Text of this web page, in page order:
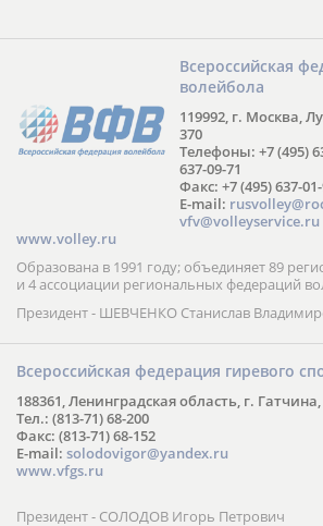
Всероссийская
волейбола
119992, г. Москва,
370
Телефоны: +7 (495)
637-09-71
Факс: +7 (495) 637-
E-mail:
vfv@volleyservice.ru
www.volley.ru
Образована в 1991 году; объединяет 89
и 4 ассоциации региональных федераций
Президент - ШЕВЧЕНКО Станислав
Всероссийская федерация гиревого
188361, Ленинградская область, г.
Тел.: (813-71) 68-200
Факс: (813-71) 68-152
E-mail: solodovigor@yandex.ru
www.vfgs.ru
Президент - СОЛОДОВ Игорь Петрович